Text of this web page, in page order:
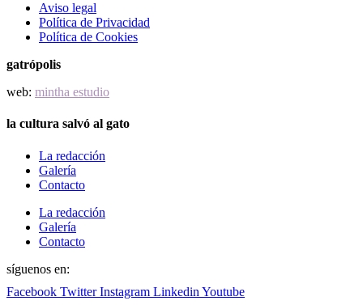
Aviso legal
Política de Privacidad
Política de Cookies
gatrópolis
web: mintha estudio
la cultura salvó al gato
La redacción
Galería
Contacto
La redacción
Galería
Contacto
síguenos en:
Facebook Twitter Instagram Linkedin Youtube